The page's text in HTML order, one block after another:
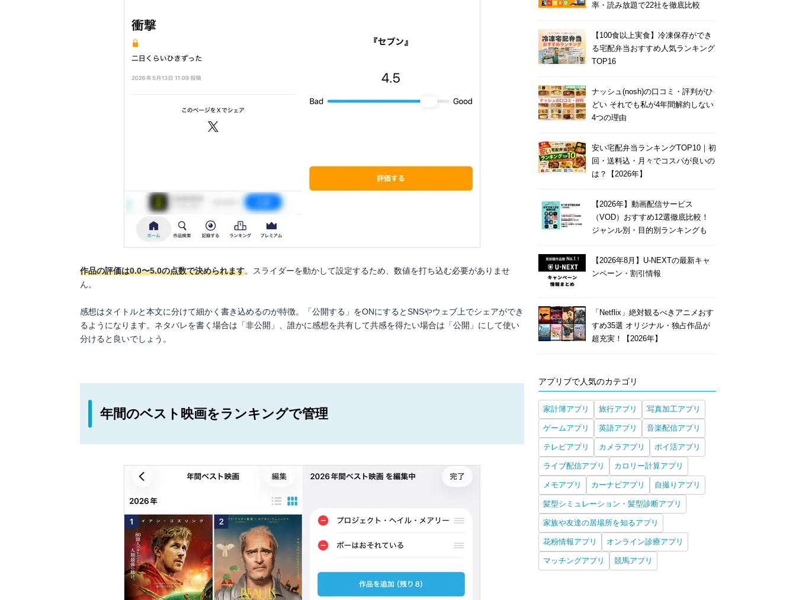
作品の評価は0.0〜5.0の点数で決められます。スライダーを動かして設定するため、数値を打ち込む必要がありませ
ん。
感想はタイトルと本文に分けて細かく書き込めるのが特徴。「公開する」をONにするとSNSやウェブ上でシェアができ
るようになります。ネタバレを書く場合は「非公開」、誰かに感想を共有して共感を得たい場合は「公開」にして使い
分けると良いでしょう。
年間のベスト映画をランキングで管理
率・読み放題で22社を徹底比較
【100食以上実食】冷凍保存ができ
る宅配弁当おすすめ人気ランキング
TOP16
ナッシュ(nosh)の口コミ・評判がひ
どい それでも私が4年間解約しない
4つの理由
安い宅配弁当ランキングTOP10｜初
回・送料込・月々でコスパが良いの
は？【2026年】
【2026年】動画配信サービス
（VOD）おすすめ12選徹底比較！
ジャンル別・目的別ランキングも
【2026年8月】U-NEXTの最新キャ
ンペーン・割引情報
「Netflix」絶対観るべきアニメおす
すめ35選 オリジナル・独占作品が
超充実！【2026年】
アプリブで人気のカテゴリ
家計簿アプリ 旅行アプリ 写真加工アプリ
ゲームアプリ 英語アプリ 音楽配信アプリ
テレビアプリ カメラアプリ ポイ活アプリ
ライブ配信アプリ カロリー計算アプリ
メモアプリ カーナビアプリ 自撮りアプリ
髪型シミュレーション・髪型診断アプリ
家族や友達の居場所を知るアプリ
花粉情報アプリ オンライン診療アプリ
マッチングアプリ 競馬アプリ